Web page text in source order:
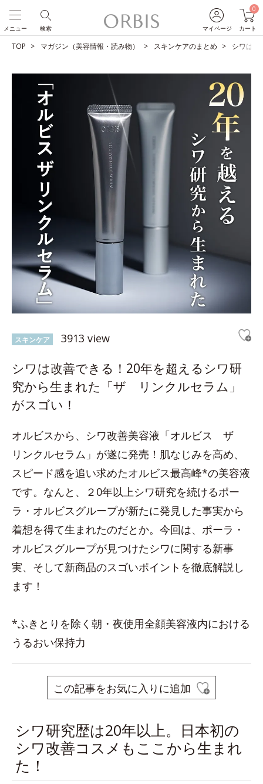
マイページ
0
カート
検索
メニュー
TOP マガジン（美容情報・読み物） スキンケアのまとめ シワは
スキンケア 3913 view
シワは改善できる！20年を超えるシワ研
究から生まれた「ザ リンクルセラム」
がスゴい！
オルビスから、シワ改善美容液「オルビス ザ
リンクルセラム」が遂に発売！肌なじみを高め、
スピード感を追い求めたオルビス最高峰*の美容液
です。なんと、２0年以上シワ研究を続けるポー
ラ・オルビスグループが新たに発見した事実から
着想を得て生まれたのだとか。今回は、ポーラ・
オルビスグループが見つけたシワに関する新事
実、そして新商品のスゴいポイントを徹底解説し
ます！
*ふきとりを除く朝・夜使用全顔美容液内における
うるおい保持力
この記事をお気に入りに追加
シワ研究歴は20年以上。日本初の
シワ改善コスメもここから生まれ
た！